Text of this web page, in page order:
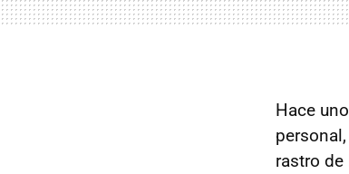
Hace
personal,
rastro